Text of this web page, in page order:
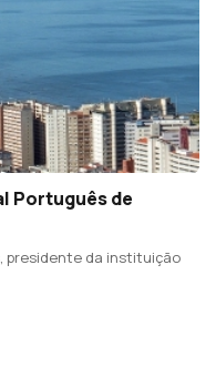
Português de
presidente da instituição